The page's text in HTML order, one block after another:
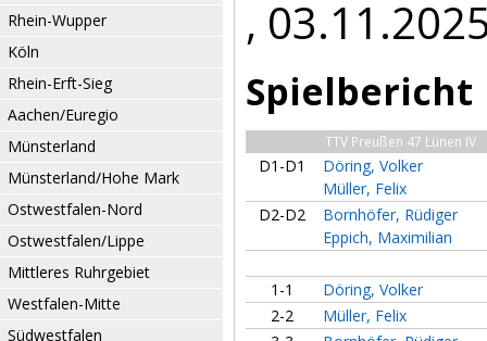
Rhein-Wupper
Köln
Rhein-Erft-Sieg
Aachen/Euregio
Münsterland
Münsterland/Hohe Mark
Ostwestfalen-Nord
Ostwestfalen/Lippe
Mittleres Ruhrgebiet
Westfalen-Mitte
Südwestfalen
,
Spielbericht
TTV Preußen 47 Lünen IV
D1-D1
Döring, Volker
Müller, Felix
D2-D2
Bornhöfer, Rüdiger
Eppich, Maximilian
1-1
Döring, Volker
2-2
Müller, Felix